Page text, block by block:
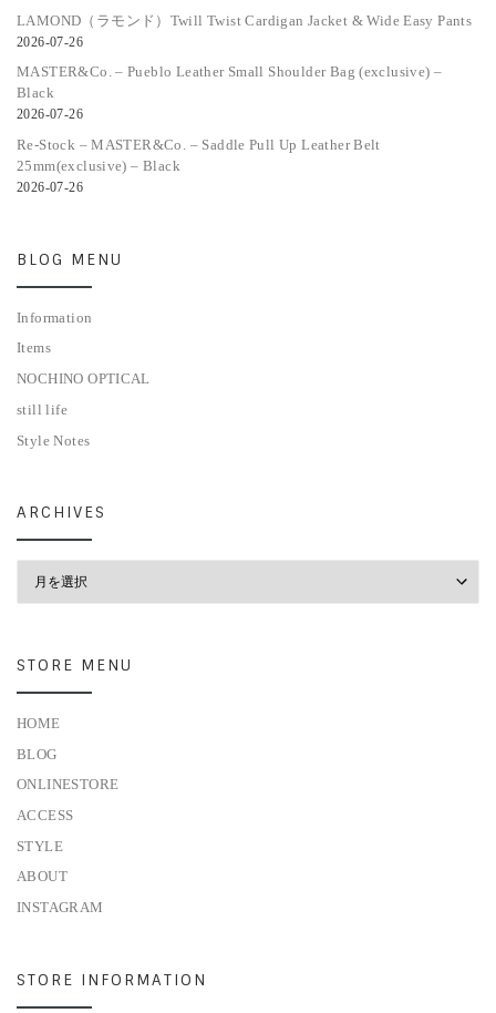
LAMOND（ラモンド）Twill Twist Cardigan Jacket & Wide Easy Pants
2026-07-26
MASTER&Co. – Pueblo Leather Small Shoulder Bag (exclusive) –
Black
2026-07-26
Re-Stock – MASTER&Co. – Saddle Pull Up Leather Belt
25mm(exclusive) – Black
2026-07-26
BLOG MENU
Information
Items
NOCHINO OPTICAL
still life
Style Notes
ARCHIVES
STORE MENU
HOME
BLOG
ONLINESTORE
ACCESS
STYLE
ABOUT
INSTAGRAM
STORE INFORMATION